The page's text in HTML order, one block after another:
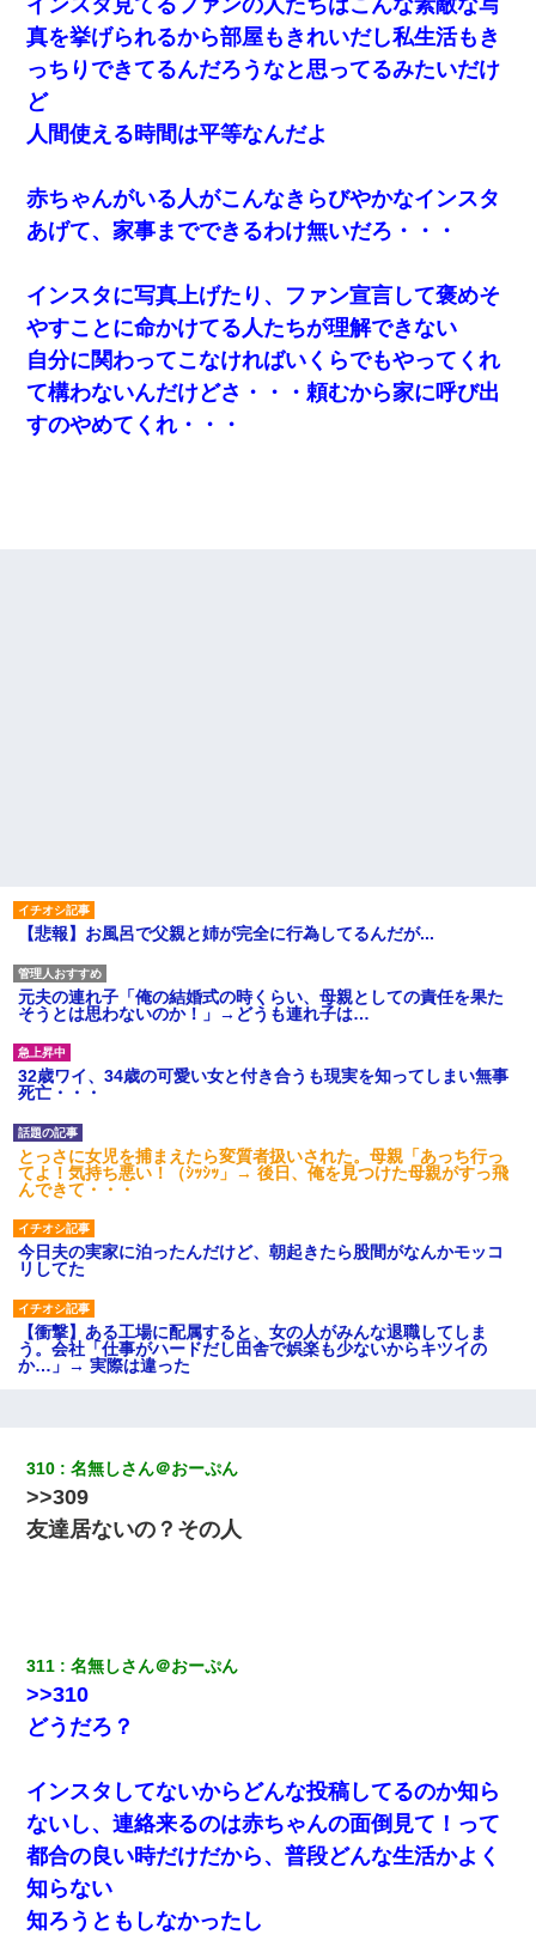
真を挙げられるから部屋もきれいだし私生活もき
っちりできてるんだろうなと思ってるみたいだけ
ど
人間使える時間は平等なんだよ
赤ちゃんがいる人がこんなきらびやかなインスタ
あげて、家事までできるわけ無いだろ・・・
インスタに写真上げたり、ファン宣言して褒めそ
やすことに命かけてる人たちが理解できない
自分に関わってこなければいくらでもやってくれ
て構わないんだけどさ・・・頼むから家に呼び出
すのやめてくれ・・・
【悲報】お風呂で父親と姉が完全に行為してるんだが...
元夫の連れ子「俺の結婚式の時くらい、母親としての責任を果た
そうとは思わないのか！」→どうも連れ子は…
32歳ワイ、34歳の可愛い女と付き合うも現実を知ってしまい無事
死亡・・・
とっさに女児を捕まえたら変質者扱いされた。母親「あっち行っ
てよ！気持ち悪い！（ｼｯｼｯ」→ 後日、俺を見つけた母親がすっ飛
んできて・・・
今日夫の実家に泊ったんだけど、朝起きたら股間がなんかモッコ
リしてた
【衝撃】ある工場に配属すると、女の人がみんな退職してしま
う。会社「仕事がハードだし田舎で娯楽も少ないからキツイの
か…」→ 実際は違った
婚活パーティーでよく会う美女がいた。こんな完璧な容姿を持っ
てしても結婚て難しいんだなぁ…と思ってた
10年ほど前、息子がまだ年中だった時に離婚したんだけど、一昨
年の暮れに突然息子が職場を訪ねてきた。
【ワロタ】姉から「肉食系14才、乳丸出し、毛はうっすら生えか
け」というタイトルで画像が送られてきた
体中に赤い蕁麻疹みたいなのができて、皮膚科にいったら「ジベ
ル薔薇色ひこう疹」という症状だと言われた
310 名無しさん＠おーぷん
>>309
友達居ないの？その人
311 名無しさん＠おーぷん
>>310
どうだろ？
インスタしてないからどんな投稿してるのか知ら
ないし、連絡来るのは赤ちゃんの面倒見て！って
都合の良い時だけだから、普段どんな生活かよく
知らない
知ろうともしなかったし